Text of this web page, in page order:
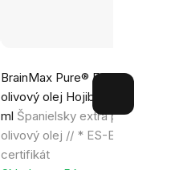
BrainMax Pure® Extra
olivový olej Hojiblanca, BIO,
ml Španielsky extra panenský
olivový olej // * ES-ECO-001-
certifikát
hodnotenie
produktu
je
5,0
z